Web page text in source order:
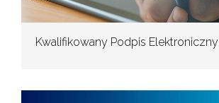
Kwalifikowany Podpis Elektroniczny